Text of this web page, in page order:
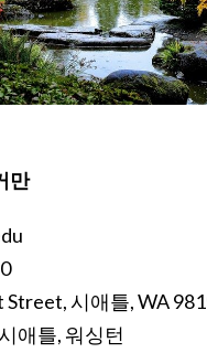
만
Street, 시애틀, WA
애틀, 워싱턴